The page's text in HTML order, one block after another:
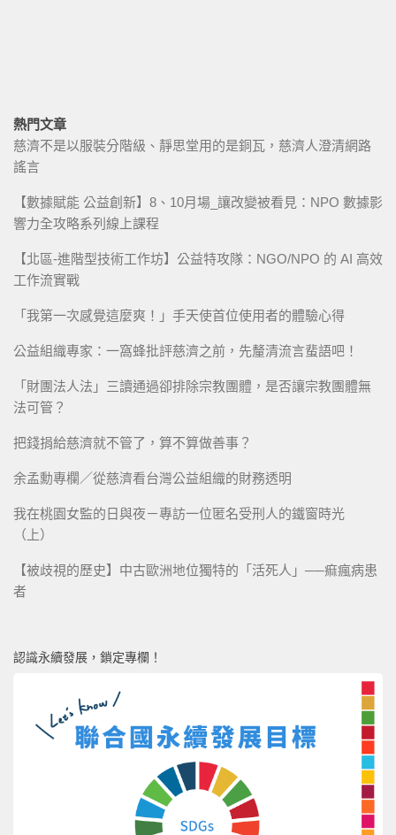
熱門文章
慈濟不是以服裝分階級、靜思堂用的是銅瓦，慈濟人澄清網路
謠言
【數據賦能 公益創新】8、10月場_讓改變被看見：NPO 數據影
響力全攻略系列線上課程
【北區-進階型技術工作坊】公益特攻隊：NGO/NPO 的 AI 高效
工作流實戰
「我第一次感覺這麼爽！」手天使首位使用者的體驗心得
公益組織專家：一窩蜂批評慈濟之前，先釐清流言蜚語吧！
「財團法人法」三讀通過卻排除宗教團體，是否讓宗教團體無
法可管？
把錢捐給慈濟就不管了，算不算做善事？
余孟勳專欄／從慈濟看台灣公益組織的財務透明
我在桃園女監的日與夜－專訪一位匿名受刑人的鐵窗時光
（上）
【被歧視的歷史】中古歐洲地位獨特的「活死人」──痲瘋病患
者
認識永續發展，鎖定專欄！